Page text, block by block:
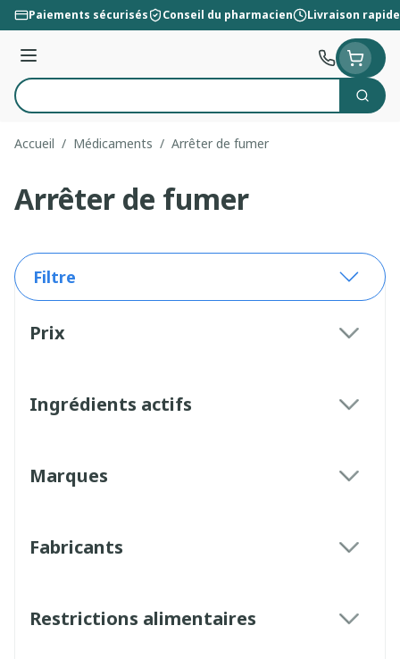
Aller au contenu
Paiements sécurisés Conseil du pharmacien Livraison rapide
Menu
Rechercher
Accueil / Médicaments / Arrêter de fumer
Arrêter de fumer
Filtre
Prix
Ingrédients actifs
Marques
Fabricants
Restrictions alimentaires